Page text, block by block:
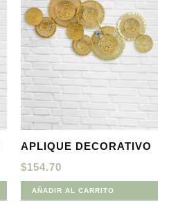
APLIQUE DECORATIVO
$154.70
AÑADIR AL CARRITO